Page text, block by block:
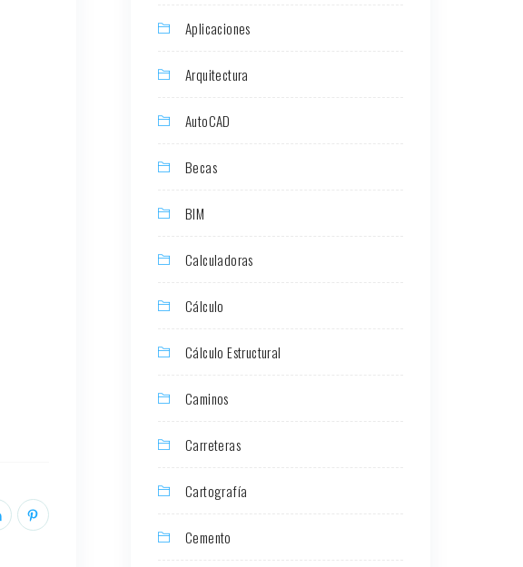
Aplicaciones
Arquitectura
AutoCAD
Becas
BIM
Calculadoras
Cálculo
Cálculo Estructural
Caminos
Carreteras
Cartografía
Cemento